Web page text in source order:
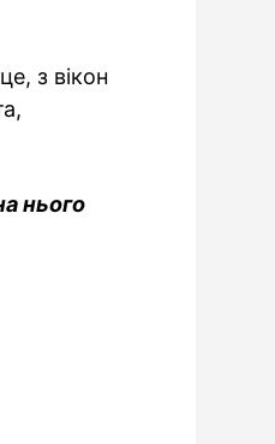
з вікон
нього